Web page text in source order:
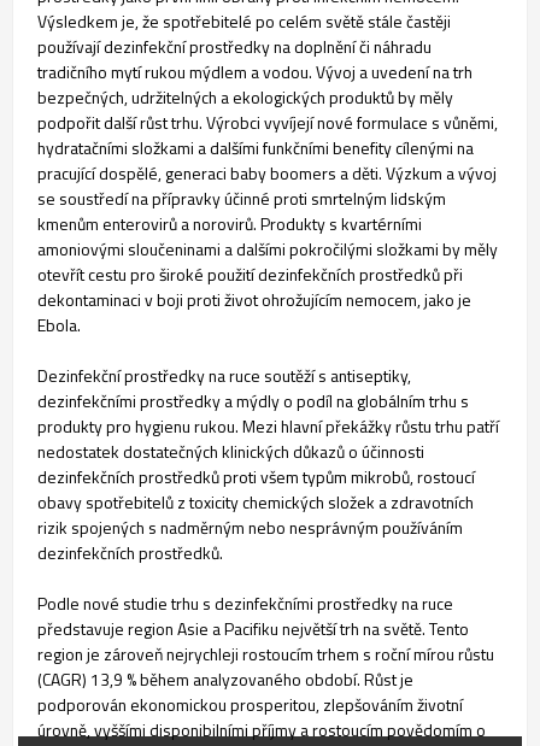
Výsledkem je, že spotřebitelé po celém světě stále častěji
používají dezinfekční prostředky na doplnění či náhradu
tradičního mytí rukou mýdlem a vodou. Vývoj a uvedení na trh
bezpečných, udržitelných a ekologických produktů by měly
podpořit další růst trhu. Výrobci vyvíjejí nové formulace s vůněmi,
hydratačními složkami a dalšími funkčními benefity cílenými na
pracující dospělé, generaci baby boomers a děti. Výzkum a vývoj
se soustředí na přípravky účinné proti smrtelným lidským
kmenům enterovirů a norovirů. Produkty s kvartérními
amoniovými sloučeninami a dalšími pokročilými složkami by měly
otevřít cestu pro široké použití dezinfekčních prostředků při
dekontaminaci v boji proti život ohrožujícím nemocem, jako je
Ebola.
Dezinfekční prostředky na ruce soutěží s antiseptiky,
dezinfekčními prostředky a mýdly o podíl na globálním trhu s
produkty pro hygienu rukou. Mezi hlavní překážky růstu trhu patří
nedostatek dostatečných klinických důkazů o účinnosti
dezinfekčních prostředků proti všem typům mikrobů, rostoucí
obavy spotřebitelů z toxicity chemických složek a zdravotních
rizik spojených s nadměrným nebo nesprávným používáním
dezinfekčních prostředků.
Podle nové studie trhu s dezinfekčními prostředky na ruce
představuje region Asie a Pacifiku největší trh na světě. Tento
region je zároveň nejrychleji rostoucím trhem s roční mírou růstu
(CAGR) 13,9 % během analyzovaného období. Růst je
podporován ekonomickou prosperitou, zlepšováním životní
úrovně, vyššími disponibilními příjmy a rostoucím povědomím o